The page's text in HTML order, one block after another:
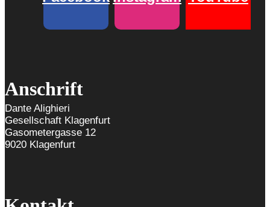
Anschrift
Dante Alighieri
Gesellschaft Klagenfurt
Gasometergasse 12
9020 Klagenfurt